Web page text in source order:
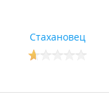
Стахановец